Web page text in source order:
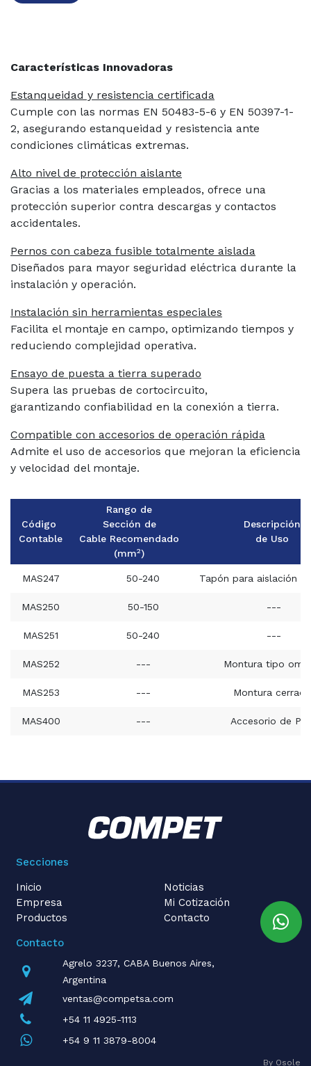
Características Innovadoras
Estanqueidad y resistencia certificada
Cumple con las normas EN 50483-5-6 y EN 50397-1-
2, asegurando estanqueidad y resistencia ante
condiciones climáticas extremas.
Alto nivel de protección aislante
Gracias a los materiales empleados, ofrece una
protección superior contra descargas y contactos
accidentales.
Pernos con cabeza fusible totalmente aislada
Diseñados para mayor seguridad eléctrica durante la
instalación y operación.
Instalación sin herramientas especiales
Facilita el montaje en campo, optimizando tiempos y
reduciendo complejidad operativa.
Ensayo de puesta a tierra superado
Supera las pruebas de cortocircuito,
garantizando confiabilidad en la conexión a tierra.
Compatible con accesorios de operación rápida
Admite el uso de accesorios que mejoran la eficiencia
y velocidad del montaje.
Código
Contable
Rango de
Sección de
Cable Recomendado
(mm2)
Descripción
de Uso
MAS247 50-240 Tapón para aislación
MAS250 50-150 ---
MAS251 50-240 ---
MAS252 --- Montura tipo
MAS253 --- Montura cerrada
MAS400 --- Accesorio de
Secciones
Inicio
Empresa
Productos
Noticias
Mi Cotización
Contacto
Contacto
Agrelo 3237, CABA Buenos Aires,
Argentina
ventas@competsa.com
+54 11 4925-1113
+54 9 11 3879-8004
By Osole